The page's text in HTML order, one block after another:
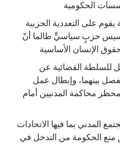
الحكومية
على التعددية الحزبية
حزبٍ سياسيٍّ طالما أنّ
الإنسان الأساسية
للسلطة القضائية عن
بينهما، وإبطال عمل
محاكمة المدنيين أمام
المدني بما فيها الاتحادات
منع الحكومة من التدخل في